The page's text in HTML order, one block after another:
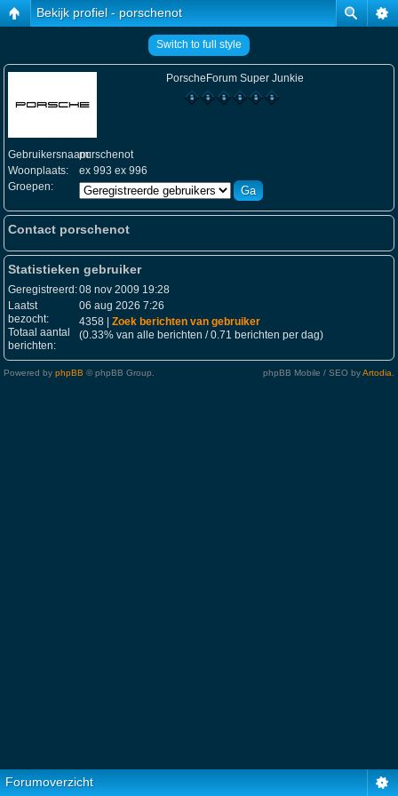
Bekijk profiel - porschenot
Switch to full style
PorscheForum Super Junkie
Gebruikersnaam:porschenot
Woonplaats:
ex 993 ex 996
Groepen:
Contact porschenot
Statistieken gebruiker
Geregistreerd:08 nov 2009 19:28
Laatst
bezocht:
06 aug 2026 7:26
Totaal aantal
berichten:
4358 | Zoek berichten van gebruiker
(0.33% van alle berichten / 0.71 berichten per dag)
Powered by phpBB © phpBB Group. phpBB Mobile / SEO byArtodia
Forumoverzicht